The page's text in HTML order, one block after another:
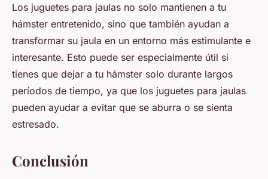
Los juguetes para jaulas no solo mantienen a tu
hámster entretenido, sino que también ayudan a
transformar su jaula en un entorno más estimulante e
interesante. Esto puede ser especialmente útil si
tienes que dejar a tu hámster solo durante largos
períodos de tiempo, ya que los juguetes para jaulas
pueden ayudar a evitar que se aburra o se sienta
estresado.
Conclusión